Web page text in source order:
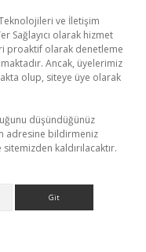
ve İletişim
Sağlayıcı olarak hizmet
proaktif olarak denetleme
Ancak, üyelerimiz
olup, siteye üye olarak
düşündüğünüz
adresine bildirmeniz
kaldırılacaktır.